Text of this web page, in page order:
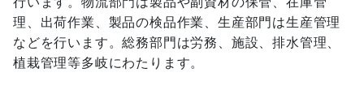
理、出荷作業、製品の検品作業、生産部門は生産管理
などを行います。総務部門は労務、施設、排水管理、
植栽管理等多岐にわたります。